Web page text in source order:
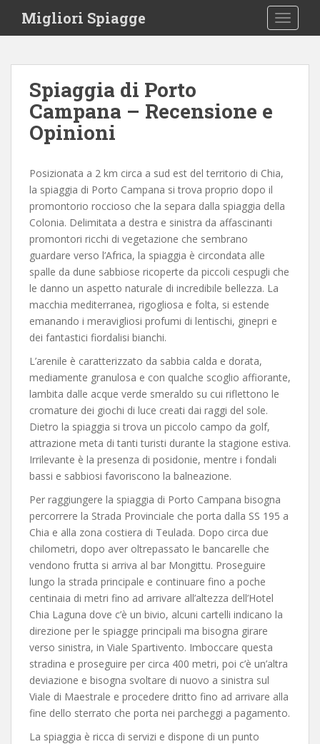
i
Migliori Spiagge
Spiaggia di Porto
Campana – Recensione e
Opinioni
Posizionata a 2 km circa a sud est del territorio di Chia,
la spiaggia di Porto Campana si trova proprio dopo il
promontorio roccioso che la separa dalla spiaggia della
Colonia. Delimitata a destra e sinistra da affascinanti
promontori ricchi di vegetazione che sembrano
guardare verso l’Africa, la spiaggia è circondata alle
spalle da dune sabbiose ricoperte da piccoli cespugli che
le danno un aspetto naturale di incredibile bellezza. La
macchia mediterranea, rigogliosa e folta, si estende
emanando i meravigliosi profumi di lentischi, ginepri e
dei fantastici fiordalisi bianchi.
L’arenile è caratterizzato da sabbia calda e dorata,
mediamente granulosa e con qualche scoglio affiorante,
lambita dalle acque verde smeraldo su cui riflettono le
cromature dei giochi di luce creati dai raggi del sole.
Dietro la spiaggia si trova un piccolo campo da golf,
attrazione meta di tanti turisti durante la stagione estiva.
Irrilevante è la presenza di posidonie, mentre i fondali
bassi e sabbiosi favoriscono la balneazione.
Per raggiungere la spiaggia di Porto Campana bisogna
percorrere la Strada Provinciale che porta dalla SS 195 a
Chia e alla zona costiera di Teulada. Dopo circa due
chilometri, dopo aver oltrepassato le bancarelle che
vendono frutta si arriva al bar Mongittu. Proseguire
lungo la strada principale e continuare fino a poche
centinaia di metri fino ad arrivare all’altezza dell’Hotel
Chia Laguna dove c’è un bivio, alcuni cartelli indicano la
direzione per le spiagge principali ma bisogna girare
verso sinistra, in Viale Spartivento. Imboccare questa
stradina e proseguire per circa 400 metri, poi c’è un’altra
deviazione e bisogna svoltare di nuovo a sinistra sul
Viale di Maestrale e procedere dritto fino ad arrivare alla
fine dello sterrato che porta nei parcheggi a pagamento.
La spiaggia è ricca di servizi e dispone di un punto